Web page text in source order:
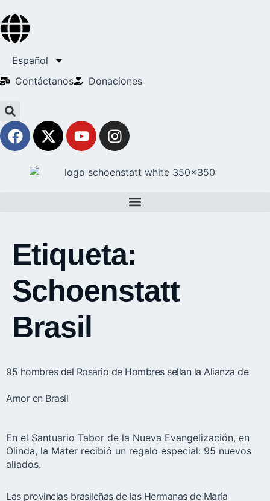
Español
Contáctanos
Donaciones
Etiqueta:
Schoenstatt
Brasil
95 hombres del Rosario de Hombres sellan la Alianza de
Amor en Brasil
En el Santuario Tabor de la Nueva Evangelización, en
Olinda, la Mater recibió un regalo especial: 95 nuevos
aliados.
Las provincias brasileñas de las Hermanas de María